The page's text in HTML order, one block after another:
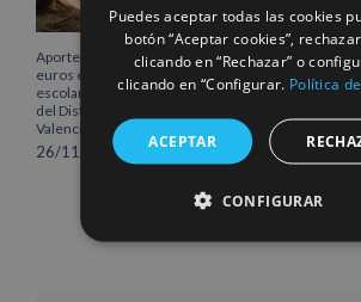
Aportem destinará 43.000
euros en 2021 para los
escolares más desfavorecidos
del Distrito Marítimo de
Valencia
26/11/2020
Aportem
Puedes aceptar todas las cookies
botón “Aceptar cookies”,
clicando en “Rechazar” o
clicando en “Configurar. Política
ACEPTAR
CONFIGURAR